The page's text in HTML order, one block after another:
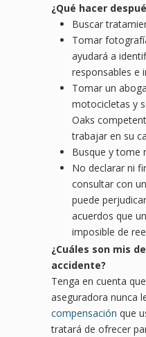
¿Qué hacer
Buscar
Tomar
ayudará a
responsables e
Tomar un
motocicletas y
Oaks
trabajar en su
Busque y tome
No declarar ni
consultar con
puede
acuerdos que
imposible de
¿Cuáles son mis
accidente?
Tenga en cuenta
aseguradora nunca
compensación que
tratará de ofrecer